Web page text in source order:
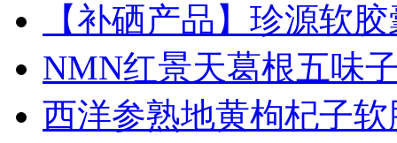
【补硒产品】珍源软
NMN红景天葛根五味
西洋参熟地黄枸杞子软